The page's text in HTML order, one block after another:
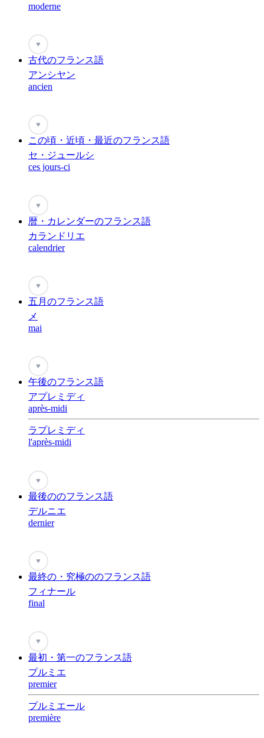
moderne
♥
古代のフランス語
アンシヤン
ancien
♥
この頃・近頃・最近のフランス語
セ・ジュールシ
ces jours-ci
♥
暦・カレンダーのフランス語
カランドリエ
calendrier
♥
五月のフランス語
メ
mai
♥
午後のフランス語
アプレミディ
après-midi
ラプレミディ
l'après-midi
♥
最後ののフランス語
デルニエ
dernier
♥
最終の・究極ののフランス語
フィナール
final
♥
最初・第一のフランス語
プルミエ
premier
プルミエール
première